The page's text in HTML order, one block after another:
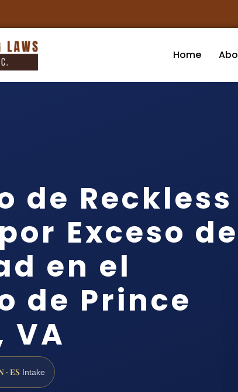
Home
de Reckless
Exceso de
en el
de Prince
VA
· ES Intake